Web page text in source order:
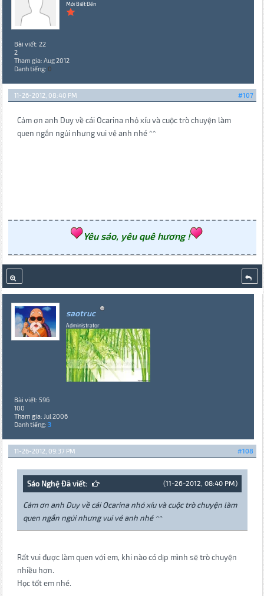
Mới Biết Đến
Bài viết: 22
2
Tham gia: Aug 2012
Danh tiếng: 0
#107
11-26-2012, 08:40 PM
Cảm ơn anh Duy về cái Ocarina nhỏ xíu và cuộc trò chuyện làm
quen ngắn ngủi nhưng vui vẻ anh nhé ^^
Yêu sáo, yêu quê hương !
saotruc
Administrator
Bài viết: 596
100
Tham gia: Jul 2006
Danh tiếng: 3
#108
11-26-2012, 09:37 PM
(11-26-2012, 08:40 PM)
Sáo Nghệ Đã viết:
Cảm ơn anh Duy về cái Ocarina nhỏ xíu và cuộc trò chuyện làm
quen ngắn ngủi nhưng vui vẻ anh nhé ^^
Rất vui được làm quen với em, khi nào có dịp mình sẽ trò chuyện
nhiều hơn.
Học tốt em nhé.